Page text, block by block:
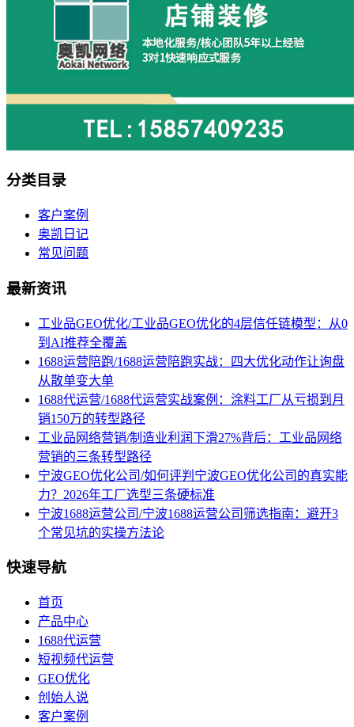
分类目录
客户案例
奥凯日记
常见问题
最新资讯
工业品GEO优化/工业品GEO优化的4层信任链模型：从0
到AI推荐全覆盖
1688运营陪跑/1688运营陪跑实战：四大优化动作让询盘
从散单变大单
1688代运营/1688代运营实战案例：涂料工厂从亏损到月
销150万的转型路径
工业品网络营销/制造业利润下滑27%背后：工业品网络
营销的三条转型路径
宁波GEO优化公司/如何评判宁波GEO优化公司的真实能
力？2026年工厂选型三条硬标准
宁波1688运营公司/宁波1688运营公司筛选指南：避开3
个常见坑的实操方法论
快速导航
首页
产品中心
1688代运营
短视频代运营
GEO优化
创始人说
客户案例